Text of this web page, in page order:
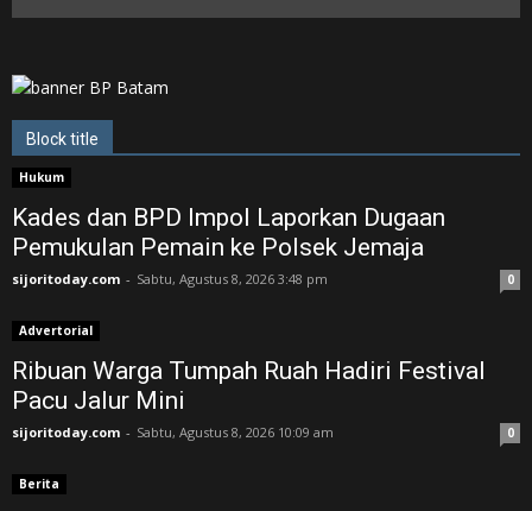
Block title
Hukum
Kades dan BPD Impol Laporkan Dugaan
Pemukulan Pemain ke Polsek Jemaja
sijoritoday.com - Sabtu, Agustus 8, 2026 3:48 pm 0
Advertorial
Ribuan Warga Tumpah Ruah Hadiri Festival
Pacu Jalur Mini
sijoritoday.com - Sabtu, Agustus 8, 2026 10:09 am 0
Berita